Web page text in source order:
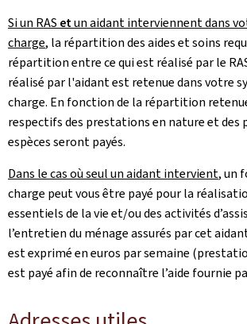
Si un RAS etun aidant interviennent dans
charge, la répartition des aides et soins
répartition entre ce qui est réalisé par le
réalisé par l'aidant est retenue dans votre
charge. En fonction de la répartition
respectifs des prestations en nature et des
espèces seront payés.
Dans le cas où seul un aidant intervient, un
charge peut vous être payé pour la
essentiels de la vie et/ou des activités
l’entretien du ménage assurés par cet
est exprimé en euros par semaine
est payé afin de reconnaître l’aide fournie